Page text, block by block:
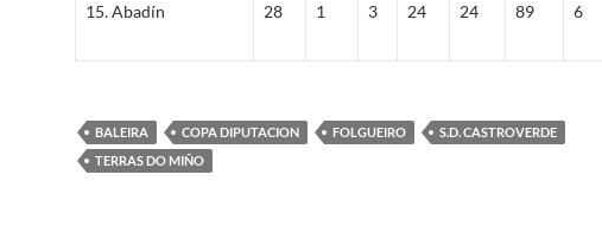
15. Abadín 28 1 3 24 24 89 6
BALEIRA COPA DIPUTACION FOLGUEIRO
S.D. CASTROVERDE
TERRAS DO MIÑO